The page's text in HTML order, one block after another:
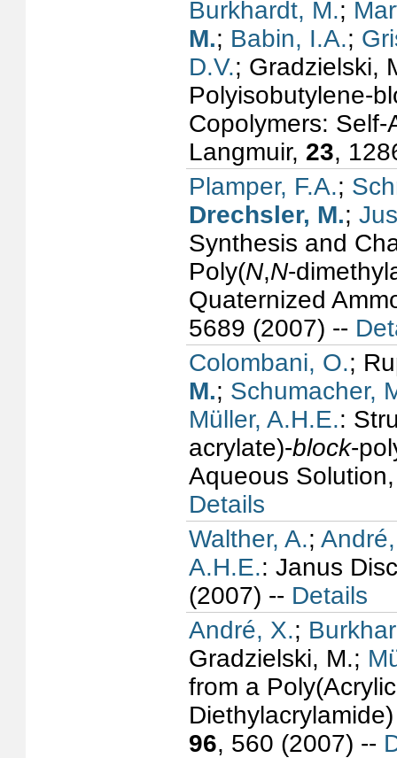
Burkhardt, M.;
M.; Babin, I.A.;
D.V.; Gradzielski,
Polyisobutylene-
Copolymers:
Langmuir, 23,
Plamper, F.A.;
Drechsler, M.;
Synthesis and
Poly(N,N-
Quaternized
5689 (2007) --
Colombani, O.;
M.; Schumacher,
Müller, A.H.E.:
acrylate)-block-
Aqueous
Details
Walther, A.;
A.H.E.: Janus
(2007) -- Details
André, X.;
Gradzielski, M.;
from a
96, 560 (2007) --